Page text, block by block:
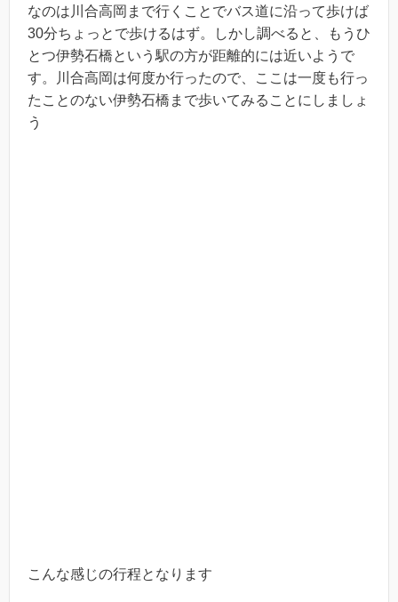
なのは川合高岡まで行くことでバス道に沿って歩けば
30分ちょっとで歩けるはず。しかし調べると、もうひ
とつ伊勢石橋という駅の方が距離的には近いようで
す。川合高岡は何度か行ったので、ここは一度も行っ
たことのない伊勢石橋まで歩いてみることにしましょ
う
こんな感じの行程となります